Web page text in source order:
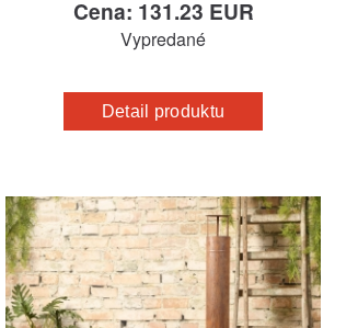
Cena: 131.23 EUR
Vypredané
Detail produktu